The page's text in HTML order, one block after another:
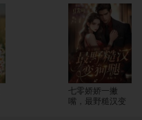
七零娇娇一撇
嘴，最野糙汉变